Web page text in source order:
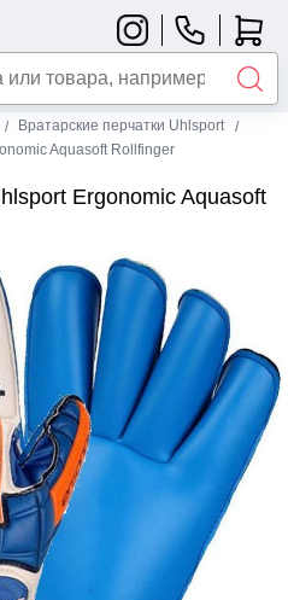
Вратарские перчатки Uhlsport
Aquasoft Rollfinger
Ergonomic Aquasoft